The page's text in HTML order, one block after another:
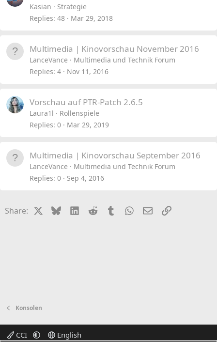
Kasian
Strategie
Replies 48 Mar 29, 2018
Multimedia | Kinovorschau November 2016
LanceVance
Multimedia und Technik Forum
Replies 4 Nov 11, 2016
Vorschau auf PTR-Patch 2.6.5
Laura1l
Rollenspiele
Replies 0 Mar 29, 2019
Multimedia | Kinovorschau September 2016
LanceVance
Multimedia und Technik Forum
Replies 0 Sep 4, 2016
Share: BlueskyLinkedIn
Reddit TumblrWhatsApp
EmailLink
Konsolen
CCI English